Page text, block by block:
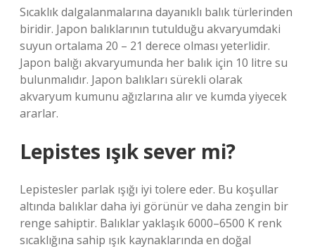
Sıcaklık dalgalanmalarına dayanıklı balık türlerinden
biridir. Japon balıklarının tutulduğu akvaryumdaki
suyun ortalama 20 – 21 derece olması yeterlidir.
Japon balığı akvaryumunda her balık için 10 litre su
bulunmalıdır. Japon balıkları sürekli olarak
akvaryum kumunu ağızlarına alır ve kumda yiyecek
ararlar.
Lepistes ışık sever mi?
Lepistesler parlak ışığı iyi tolere eder. Bu koşullar
altında balıklar daha iyi görünür ve daha zengin bir
renge sahiptir. Balıklar yaklaşık 6000–6500 K renk
sıcaklığına sahip ışık kaynaklarında en doğal